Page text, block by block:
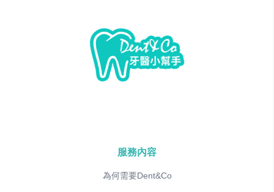
服務內容
為何需要Dent&Co